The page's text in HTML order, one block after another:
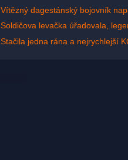
Vítězný dagestánský bojovník
Soldičova levačka úřadovala,
Stačila jedna rána a nejrychlejší